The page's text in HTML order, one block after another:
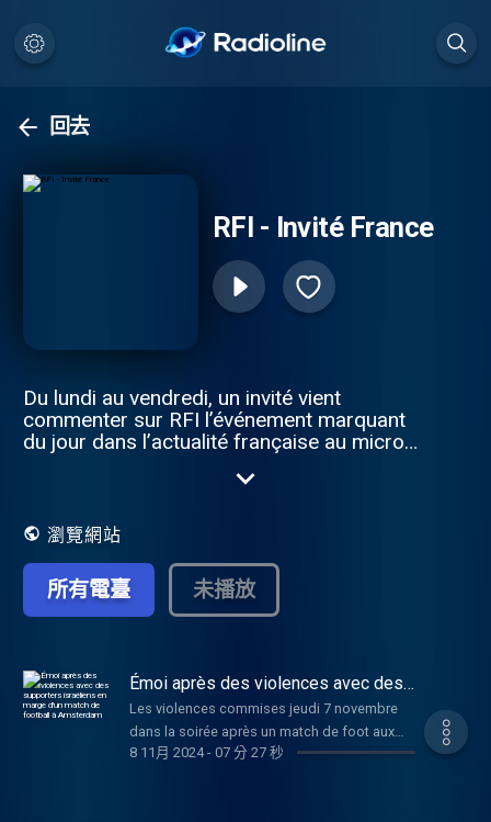
回去
RFI - Invité France
Du lundi au vendredi, un invité vient
commenter sur RFI l’événement marquant
du jour dans l’actualité française au micro
journée. Retrouvez les sujets traités par
http://savoirs.rfi.fr/
瀏覽網站
所有電臺 未播放
Émoi après des violences avec des
supporters israéliens en marge d'un
match de football à Amsterdam
Les violences commises jeudi 7 novembre
dans la soirée après un match de foot aux
Pays-Bas font beaucoup réagir. Les
8 11月 2024- 07 分 27 秒